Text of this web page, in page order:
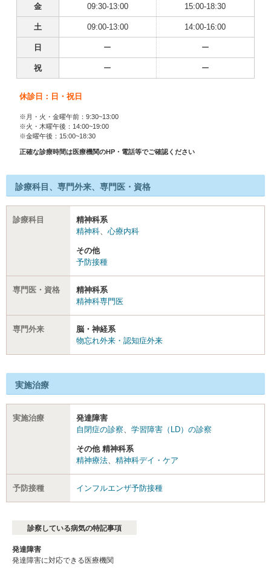
金 09:30-13:00 15:00-18:30
土 09:00-13:00 14:00-16:00
日 ー ー
祝 ー ー
休診日：日・祝日
※月・火・金曜午前：9:30~13:00
※火・木曜午後：14:00~19:00
※金曜午後：15:00~18:30
正確な診療時間は医療機関のHP・電話等でご確認ください
診療科目、専門外来、専門医・資格
診療科目
精神科系
精神科
心療内科
その他
予防接種
専門医・資格
精神科系
精神科専門医
専門外来
脳・神経系
物忘れ外来・認知症外来
実施治療
実施治療
発達障害
自閉症の診察
学習障害（LD）の診察
その他 精神科系
精神療法
精神科デイ・ケア
予防接種 インフルエンザ予防接種
診察している病気の特記事項
発達障害
発達障害に対応できる医療機関